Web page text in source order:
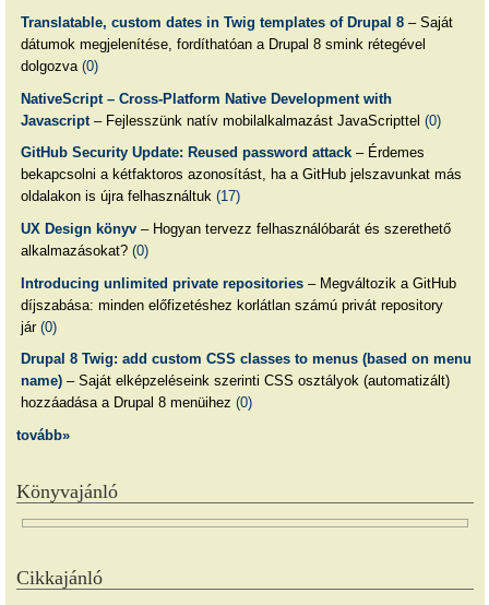
Translatable, custom dates in Twig templates of Drupal 8– Saját
dátumok megjelenítése, fordíthatóan a Drupal 8 smink rétegével
dolgozva (0)
NativeScript – Cross-Platform Native Development with
Javascript– Fejlesszünk natív mobilalkalmazást JavaScripttel (0)
GitHub Security Update: Reused password attack– Érdemes
bekapcsolni a kétfaktoros azonosítást, ha a GitHub jelszavunkat más
oldalakon is újra felhasználtuk (17)
UX Design könyv– Hogyan tervezz felhasználóbarát és szerethető
alkalmazásokat? (0)
Introducing unlimited private repositories– Megváltozik a GitHub
díjszabása: minden előfizetéshez korlátlan számú privát repository
jár (0)
Drupal 8 Twig: add custom CSS classes to menus (based on menu
name)– Saját elképzeléseink szerinti CSS osztályok (automatizált)
hozzáadása a Drupal 8 menüihez (0)
tovább»
Könyvajánló
Cikkajánló